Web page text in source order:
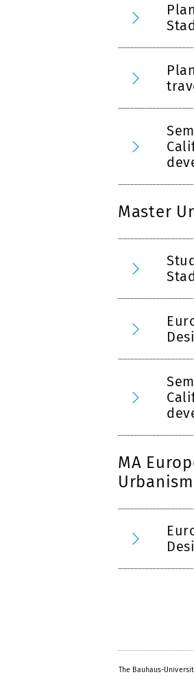
Master
MA
Urbanism
The Bauhaus-